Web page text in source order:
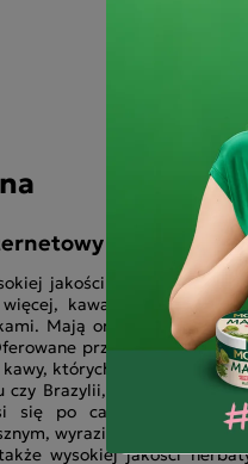
z kawą i
jakości kawy i herbaty.
kawa i herbata jest
Mają one nie tylko
przez nas kawy i
których specjalnie
czy Brazylii, sprawiają, że
się po całym
wyrazistym akcentem
wysokiej jakości